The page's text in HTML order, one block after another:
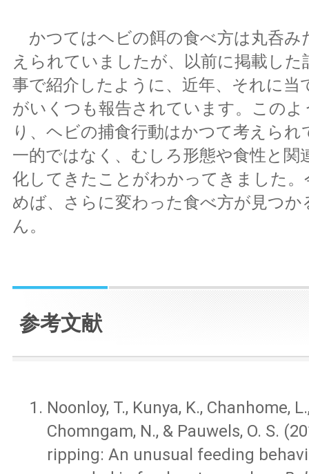
かつてはヘビの餌の食べ方は丸呑み
えられていましたが、以前に掲載した
事で紹介したように、近年、それに当
がいくつも報告されています。このよ
り、ヘビの捕食行動はかつて考えら
一的ではなく、むしろ形態や食性と関
化してきたことがわかってきました。
めば、さらに変わった食べ方が見つ
ん。
参考文献
Noonloy, T., Kunya, K., Chanhome,
Chomngam, N., & Pauwels, O. S.
ripping: An unusual feeding